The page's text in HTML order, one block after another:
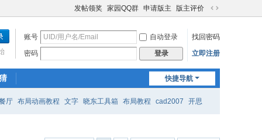
发帖领奖 家园QQ群 申请版主 版主评价
切
到
宽
账号 自动登录
找回密码
密码
登录 立即注册
快捷导航
厅 布局动画教程 文字 晓东工具箱 布局教程 cad2007 开思